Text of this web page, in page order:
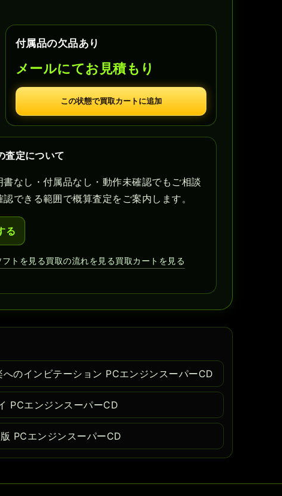
付属品の欠品あり
メールにてお見積もり
この状態で買取カートに追加
査定について
なし・付属品なし・動作未確認でもご相談
できる範囲で概算査定をご案内します。
る
トを見る買取の流れを見る買取カートを見る
のインビテーション PCエンジンスーパーCD
PCエンジンスーパーCD
PCエンジンスーパーCD